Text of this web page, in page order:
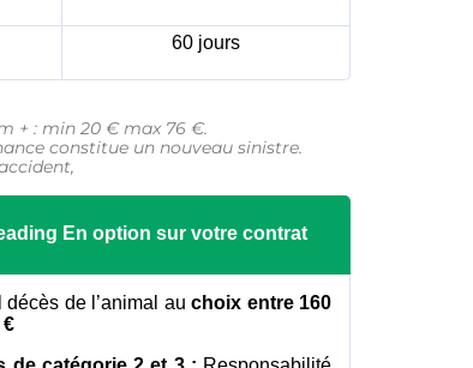
60 jours
+ : min 20 € max 76 €.
constitue un nouveau sinistre.
En option sur votre contrat
décès de l’animal au choix entre 160
€